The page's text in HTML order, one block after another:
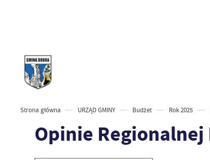
Strona główna URZĄD GMINY Budżet Rok 2025
Opinie